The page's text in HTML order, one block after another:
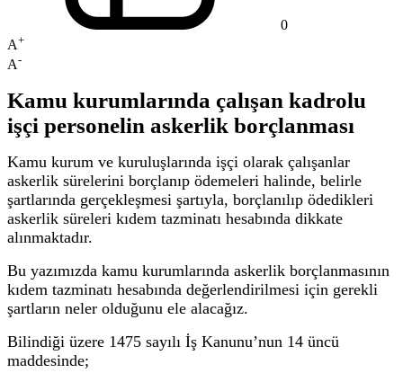
0
A+
A-
Kamu kurumlarında çalışan kadrolu
işçi personelin askerlik borçlanması
Kamu kurum ve kuruluşlarında işçi olarak çalışanlar
askerlik sürelerini borçlanıp ödemeleri halinde, belirle
şartlarında gerçekleşmesi şartıyla, borçlanılıp ödedikleri
askerlik süreleri kıdem tazminatı hesabında dikkate
alınmaktadır.
Bu yazımızda kamu kurumlarında askerlik borçlanmasının
kıdem tazminatı hesabında değerlendirilmesi için gerekli
şartların neler olduğunu ele alacağız.
Bilindiği üzere 1475 sayılı İş Kanunu’nun 14 üncü
maddesinde;